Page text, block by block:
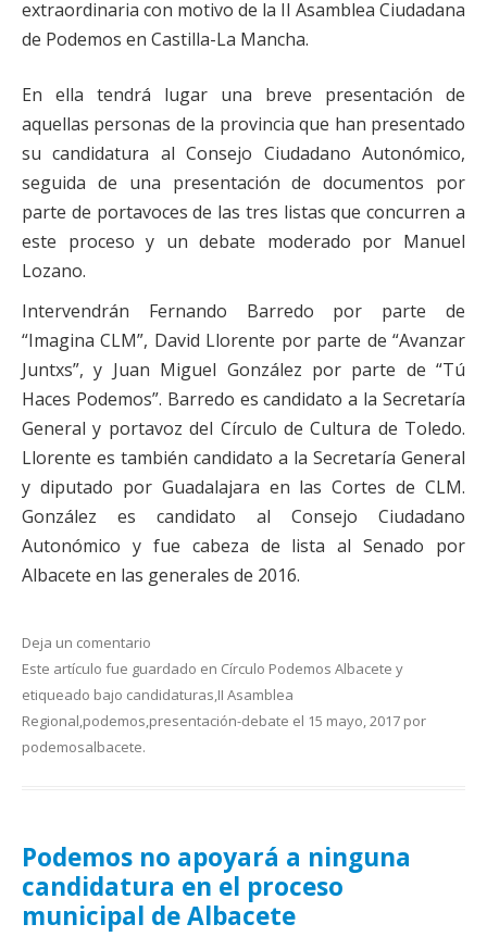
extraordinaria con motivo de la II Asamblea Ciudadana
de Podemos en Castilla-La Mancha.
En ella tendrá lugar una breve presentación de
aquellas personas de la provincia que han presentado
su candidatura al Consejo Ciudadano Autonómico,
seguida de una presentación de documentos por
parte de portavoces de las tres listas que concurren a
este proceso y un debate moderado por Manuel
Lozano.
Intervendrán Fernando Barredo por parte de
“Imagina CLM”, David Llorente por parte de “Avanzar
Juntxs”, y Juan Miguel González por parte de “Tú
Haces Podemos”. Barredo es candidato a la Secretaría
General y portavoz del Círculo de Cultura de Toledo.
Llorente es también candidato a la Secretaría General
y diputado por Guadalajara en las Cortes de CLM.
González es candidato al Consejo Ciudadano
Autonómico y fue cabeza de lista al Senado por
Albacete en las generales de 2016.
Deja un comentario
Este artículo fue guardado en Círculo Podemos Albacete y
etiqueado bajo candidaturas,II Asamblea
Regional,podemos,presentación-debate el 15 mayo, 2017 por
podemosalbacete.
Podemos no apoyará a ninguna
candidatura en el proceso
municipal de Albacete